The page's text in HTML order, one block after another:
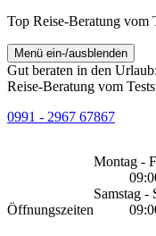
Top Reise-Beratung vom
Menü ein-/ausblenden
Gut beraten in den Urlaub:
Reise-Beratung vom
0991 - 2967 67867
Öffnungszeiten
Montag -
Samstag -